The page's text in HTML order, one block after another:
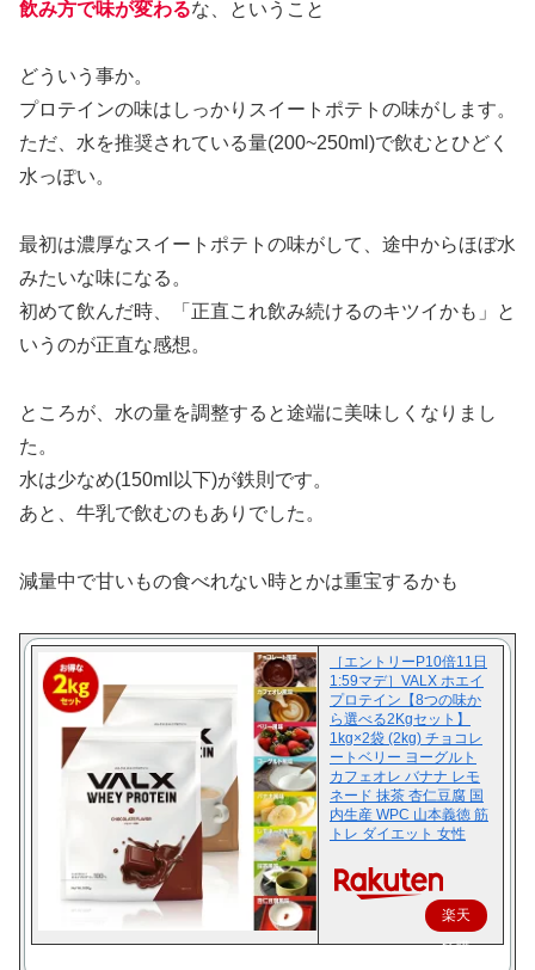
飲み方で味が変わるな、ということ
どういう事か。
プロテインの味はしっかりスイートポテトの味がします。
ただ、水を推奨されている量(200~250ml)で飲むとひどく
水っぽい。
最初は濃厚なスイートポテトの味がして、途中からほぼ水
みたいな味になる。
初めて飲んだ時、「正直これ飲み続けるのキツイかも」と
いうのが正直な感想。
ところが、水の量を調整すると途端に美味しくなりまし
た。
水は少なめ(150ml以下)が鉄則です。
あと、牛乳で飲むのもありでした。
減量中で甘いもの食べれない時とかは重宝するかも
［エントリーP10倍11日
1:59マデ］VALX ホエイ
プロテイン【8つの味か
ら選べる2Kgセット】
1kg×2袋 (2kg) チョコレ
ートベリー ヨーグルト
カフェオレ バナナ レモ
ネード 抹茶 杏仁豆腐 国
内生産 WPC 山本義徳 筋
トレ ダイエット 女性
楽天
で購